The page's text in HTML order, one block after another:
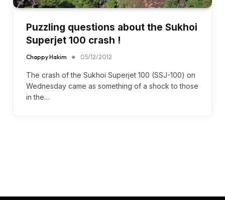
Puzzling questions about the Sukhoi
Superjet 100 crash !
Chappy Hakim 05/12/2012
The crash of the Sukhoi Superjet 100 (SSJ-100) on
Wednesday came as something of a shock to those
in the…